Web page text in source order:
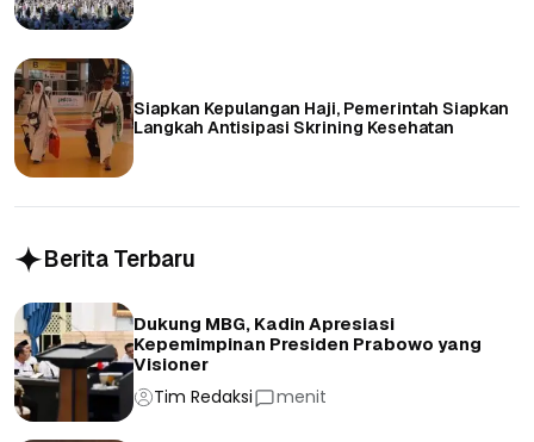
Siapkan Kepulangan Haji, Pemerintah Siapkan
Langkah Antisipasi Skrining Kesehatan
Berita Terbaru
Dukung MBG, Kadin Apresiasi
Kepemimpinan Presiden Prabowo yang
Visioner
Tim Redaksi menit